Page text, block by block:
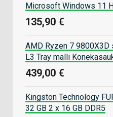
Microsoft Windows 11
135,90 €
AMD Ryzen 7 9800X3D
L3 Tray malli
439,00 €
Kingston Technology
32 GB 2 x 16 GB DDR5